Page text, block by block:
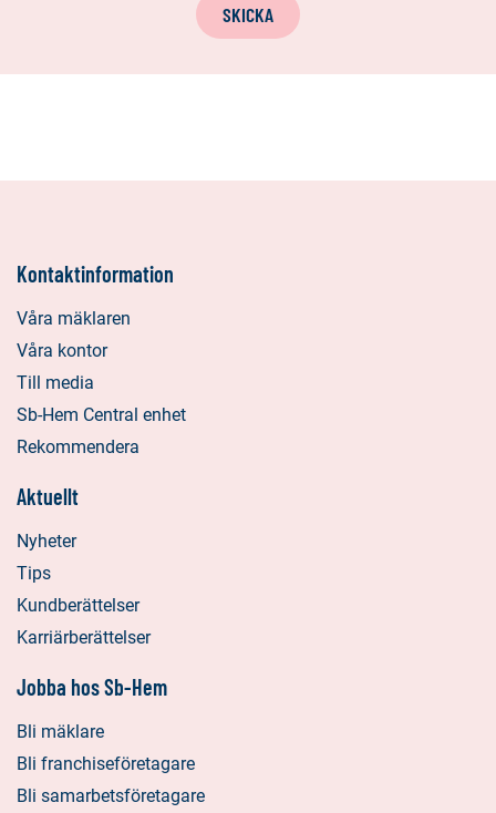
SKICKA
Kontaktinformation
Våra mäklaren
Våra kontor
Till media
Sb-Hem Central enhet
Rekommendera
Aktuellt
Nyheter
Tips
Kundberättelser
Karriärberättelser
Jobba hos Sb-Hem
Bli mäklare
Bli franchiseföretagare
Bli samarbetsföretagare